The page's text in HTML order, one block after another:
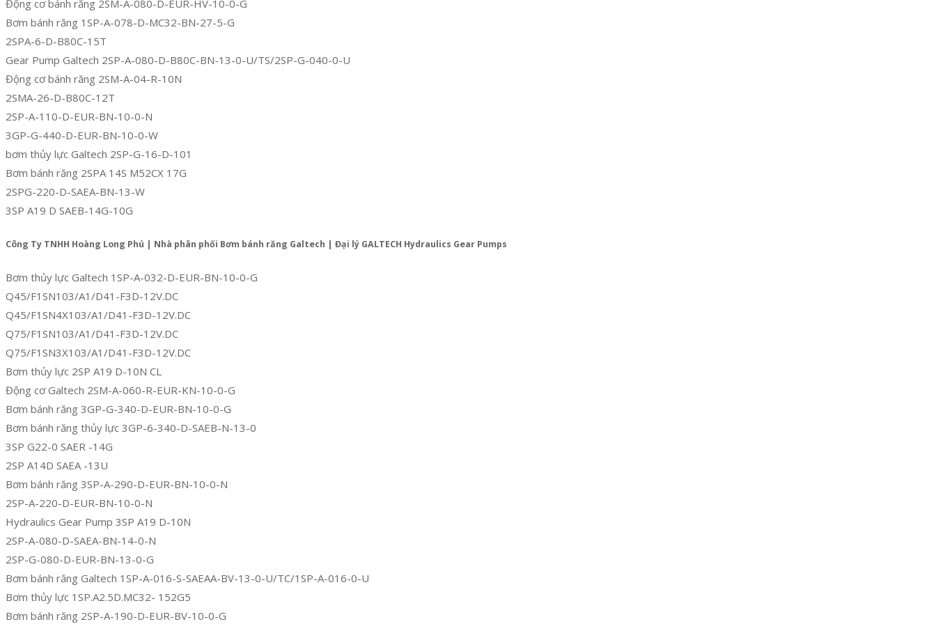
Động cơ bánh răng 2SM-A-080-D-EUR-HV-10-0-G
Bơm bánh răng 1SP-A-078-D-MC32-BN-27-5-G
2SPA-6-D-B80C-15T
Gear Pump Galtech 2SP-A-080-D-B80C-BN-13-0-U/TS/2SP-G-040-0-U
Động cơ bánh răng 2SM-A-04-R-10N
2SMA-26-D-B80C-12T
2SP-A-110-D-EUR-BN-10-0-N
3GP-G-440-D-EUR-BN-10-0-W
bơm thủy lực Galtech 2SP-G-16-D-101
Bơm bánh răng 2SPA 14S M52CX 17G
2SPG-220-D-SAEA-BN-13-W
3SP A19 D SAEB-14G-10G
Công Ty TNHH Hoàng Long Phú | Nhà phân phối Bơm bánh răng Galtech | Đại lý GALTECH Hydraulics Gear Pumps
Bơm thủy lực Galtech 1SP-A-032-D-EUR-BN-10-0-G
Q45/F1SN103/A1/D41-F3D-12V.DC
Q45/F1SN4X103/A1/D41-F3D-12V.DC
Q75/F1SN103/A1/D41-F3D-12V.DC
Q75/F1SN3X103/A1/D41-F3D-12V.DC
Bơm thủy lực 2SP A19 D-10N CL
Động cơ Galtech 2SM-A-060-R-EUR-KN-10-0-G
Bơm bánh răng 3GP-G-340-D-EUR-BN-10-0-G
Bơm bánh răng thủy lực 3GP-6-340-D-SAEB-N-13-0
3SP G22-0 SAER -14G
2SP A14D SAEA -13U
Bơm bánh răng 3SP-A-290-D-EUR-BN-10-0-N
2SP-A-220-D-EUR-BN-10-0-N
Hydraulics Gear Pump 3SP A19 D-10N
2SP-A-080-D-SAEA-BN-14-0-N
2SP-G-080-D-EUR-BN-13-0-G
Bơm bánh răng Galtech 1SP-A-016-S-SAEAA-BV-13-0-U/TC/1SP-A-016-0-U
Bơm thủy lực 1SP.A2.5D.MC32- 152G5
Bơm bánh răng 2SP-A-190-D-EUR-BV-10-0-G